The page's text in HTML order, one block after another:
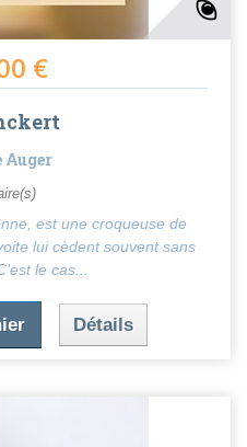
€
Auger
est une croqueuse de
lui cèdent souvent sans
le cas...
Détails